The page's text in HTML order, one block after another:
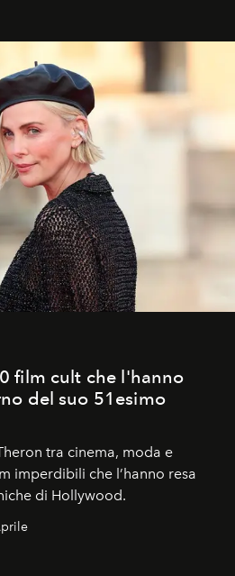
film cult che l'hanno
del suo 51esimo
tra cinema, moda e
imperdibili che l’hanno resa
di Hollywood.